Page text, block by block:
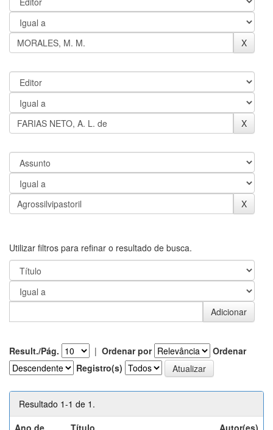
Utilizar filtros para refinar o resultado de busca.
Result./Pág. | Ordenar por
Ordenar
Registro(s)
Resultado 1-1 de 1.
Ano de
Título Autor(es)